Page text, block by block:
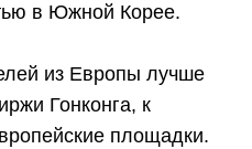
в Южной Корее.
из Европы лучше
Гонконга, к
площадки.